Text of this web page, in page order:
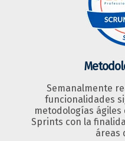
Semanalmente
funcionalidades
metodologías ágiles
Sprints con la
áreas